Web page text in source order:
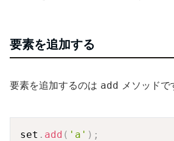
要素を追加する
要素を追加するのは add メソッドで
set . add ( 'a' ) ;